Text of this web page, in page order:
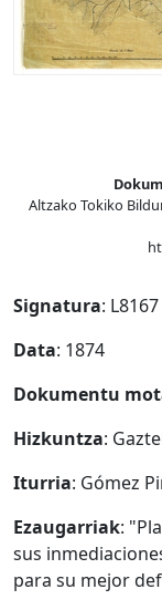
Altzako Tokiko
Signatura: L8167
Data: 1874
Dokumentu
Hizkuntza:
Iturria: Gómez
Ezaugarriak:
sus
para su mejor